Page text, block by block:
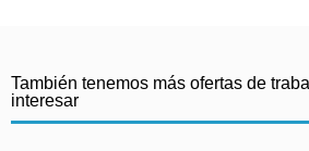
También tenemos más ofertas de
interesar